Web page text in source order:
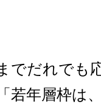
でだれでも
若年層枠は